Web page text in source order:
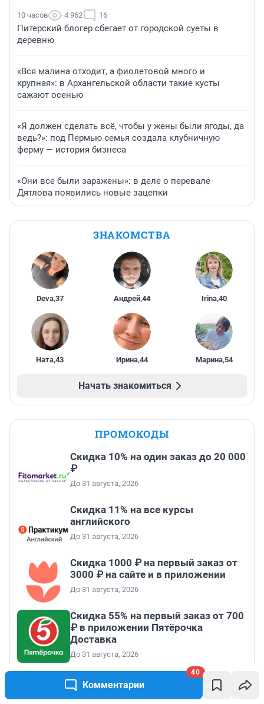
Комментарии
40
10 часов 4 962 16
Питерский блогер сбегает от городской суеты в
деревню
«Вся малина отходит, а фиолетовой много и
крупная»: в Архангельской области такие кусты
сажают осенью
«Я должен сделать всё, чтобы у жены были ягоды, да
ведь?»: под Пермью семья создала клубничную
ферму — история бизнеса
«Они все были заражены»: в деле о перевале
Дятлова появились новые зацепки
ЗНАКОМСТВА
Deva,37 Андрей,44 Irina,40
Ната,43 Ирина,44 Марина,54
Начать знакомиться
ПРОМОКОДЫ
Скидка 10% на один заказ до 20 000
₽
До 31 августа, 2026
Скидка 11% на все курсы
английского
До 31 августа, 2026
Скидка 1000 ₽ на первый заказ от
3000 ₽ на сайте и в приложении
До 31 августа, 2026
Скидка 55% на первый заказ от 700
₽ в приложении Пятёрочка
Доставка
До 31 августа, 2026
Все промокоды